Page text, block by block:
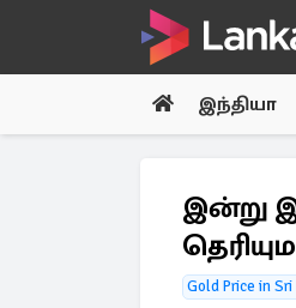
இந்தியா
இன்று
Gold Price in Sri